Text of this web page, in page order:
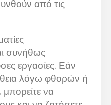
από τις
συνήθως
εργασίες. Εάν
λόγω φθορών ή
να